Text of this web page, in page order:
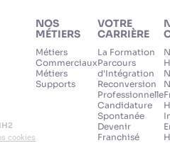
cookies
NOS
MÉTIERS
Métiers
Commerciaux
Métiers
Supports
VOTRE
CARRIÈRE
La Formation
Parcours
d'Intégration
Reconversion
Professionnelle
Candidature
Spontanée
Devenir
Franchisé